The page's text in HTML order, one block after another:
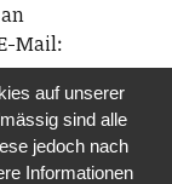
Mail:
auf unserer
sind alle
jedoch nach
Informationen